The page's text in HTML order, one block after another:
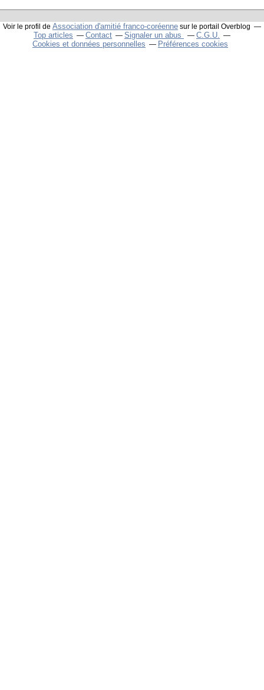
Voir le profil de Association d'amitié franco-coréenne sur le portail Overblog
Top articles Contact Signaler un abus
C.G.U.
Cookies et données personnelles
Préférences cookies